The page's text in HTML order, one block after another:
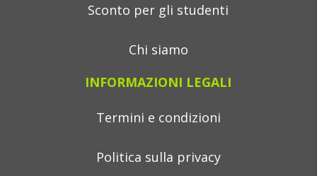
Sconto per gli studenti
Chi siamo
INFORMAZIONI LEGALI
Termini e condizioni
Politica sulla privacy